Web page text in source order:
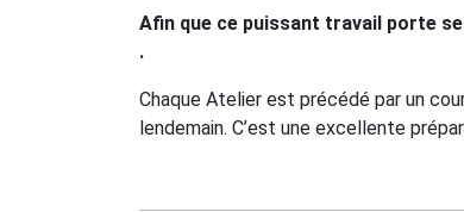
Afin que ce puissant travail porte
.
Chaque Atelier est précédé par un
lendemain. C’est une excellente